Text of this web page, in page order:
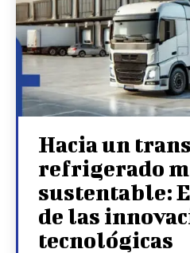
Hacia un
refrigerado
sustentable:
de las
tecnológicas